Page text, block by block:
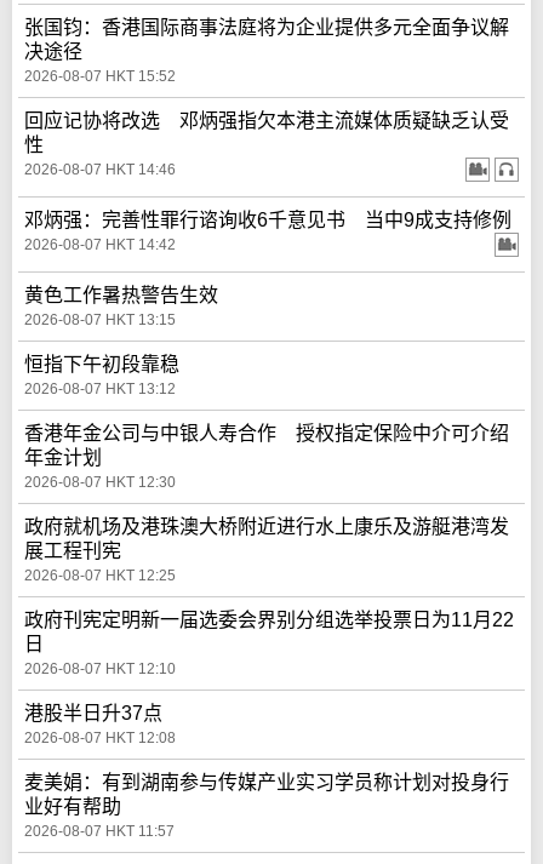
张国钧：香港国际商事法庭将为企业提供多元全面争议解
决途径
2026-08-07 HKT 15:52
回应记协将改选 邓炳强指欠本港主流媒体质疑缺乏认受
性
2026-08-07 HKT 14:46
邓炳强：完善性罪行谘询收6千意见书 当中9成支持修例
2026-08-07 HKT 14:42
黄色工作暑热警告生效
2026-08-07 HKT 13:15
恒指下午初段靠稳
2026-08-07 HKT 13:12
香港年金公司与中银人寿合作 授权指定保险中介可介绍
年金计划
2026-08-07 HKT 12:30
政府就机场及港珠澳大桥附近进行水上康乐及游艇港湾发
展工程刊宪
2026-08-07 HKT 12:25
政府刊宪定明新一届选委会界别分组选举投票日为11月22
日
2026-08-07 HKT 12:10
港股半日升37点
2026-08-07 HKT 12:08
麦美娟：有到湖南参与传媒产业实习学员称计划对投身行
业好有帮助
2026-08-07 HKT 11:57